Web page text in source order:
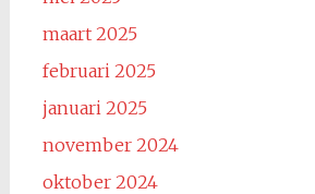
maart 2025
februari 2025
januari 2025
november 2024
oktober 2024